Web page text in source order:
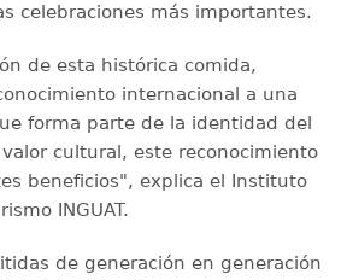
celebraciones más importantes.
de esta histórica comida,
internacional a una
forma parte de la identidad del
cultural, este reconocimiento
beneficios", explica el Instituto
INGUAT.
de generación en generación